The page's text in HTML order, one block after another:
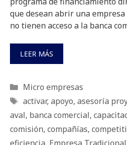
que desean abrir una
no tienen acceso a la banca
LEER MÁS
Categorías
Micro empresas
Etiquetas
activar, apoyo, asesoría
aval, banca comercial,
comisión, compañías,